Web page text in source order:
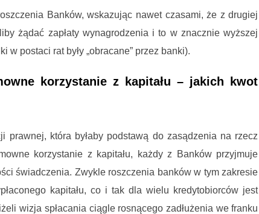
Banków, wskazując nawet czasami, że z drugiej
żądać zapłaty wynagrodzenia i to w znacznie wyższej
w postaci rat były „obracane” przez banki).
korzystanie z kapitału – jakich kwot
prawnej, która byłaby podstawą do zasądzenia na rzecz
korzystanie z kapitału, każdy z Banków przyjmuje
świadczenia. Zwykle roszczenia banków w tym zakresie
kapitału, co i tak dla wielu kredytobiorców jest
wizja spłacania ciągle rosnącego zadłużenia we franku